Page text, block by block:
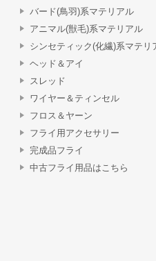
バード(鳥羽)系マテリアル
アニマル(獣毛)系マテリアル
シンセティック(化繊)系マテリ
ヘッド＆アイ
スレッド
ワイヤー＆ティンセル
フロス＆ヤーン
フライ用アクセサリー
完成品フライ
中古フライ用品はこちら